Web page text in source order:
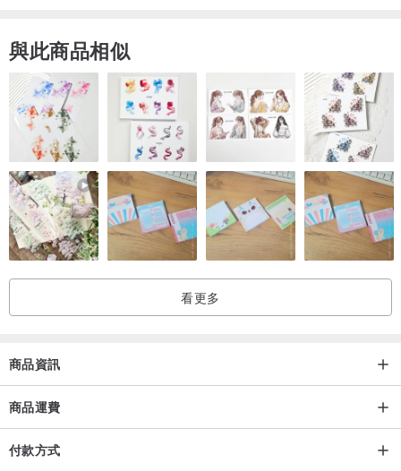
與此商品相似
看更多
商品資訊
商品運費
付款方式